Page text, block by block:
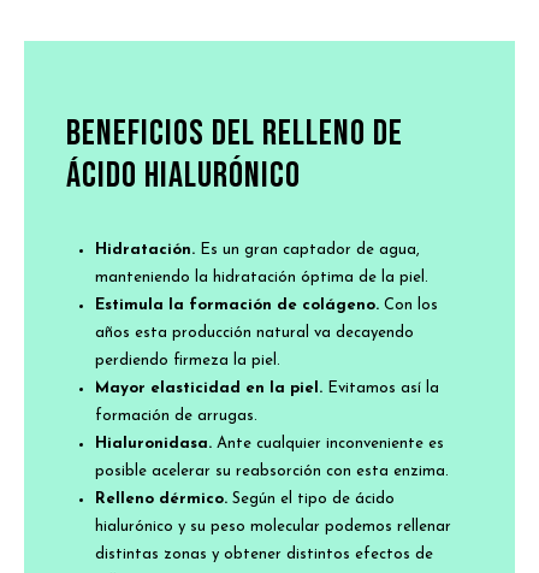
BENEFICIOS DEL RELLENO DE
ÁCIDO HIALURÓNICO
Hidratación. Es un gran captador de agua,
manteniendo la hidratación óptima de la piel.
Estimula la formación de colágeno. Con los
años esta producción natural va decayendo
perdiendo firmeza la piel.
Mayor elasticidad en la piel. Evitamos así la
formación de arrugas.
Hialuronidasa. Ante cualquier inconveniente es
posible acelerar su reabsorción con esta enzima.
Relleno dérmico. Según el tipo de ácido
hialurónico y su peso molecular podemos rellenar
distintas zonas y obtener distintos efectos de